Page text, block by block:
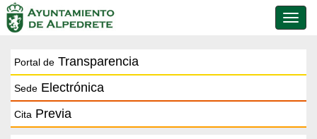
de
Portal de Transparencia
Sede Electrónica
Cita Previa